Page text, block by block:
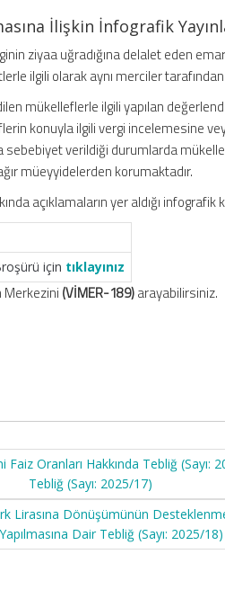
İlişkin İnfografik
ziyaa uğradığına delalet eden
ilgili olarak aynı merciler
mükelleflerle ilgili yapılan
konuyla ilgili vergi incelemesine
sebebiyet verildiği durumlarda
müeyyidelerden korumaktadır.
açıklamaların yer aldığı
için tıklayınız
Merkezini (VİMER-189)arayabilirsiniz.
Oranları Hakkında Tebliğ (Sayı:
Tebliğ (Sayı: 2025/17)
Lirasına Dönüşümünün
Dair Tebliğ (Sayı: 2025/18)